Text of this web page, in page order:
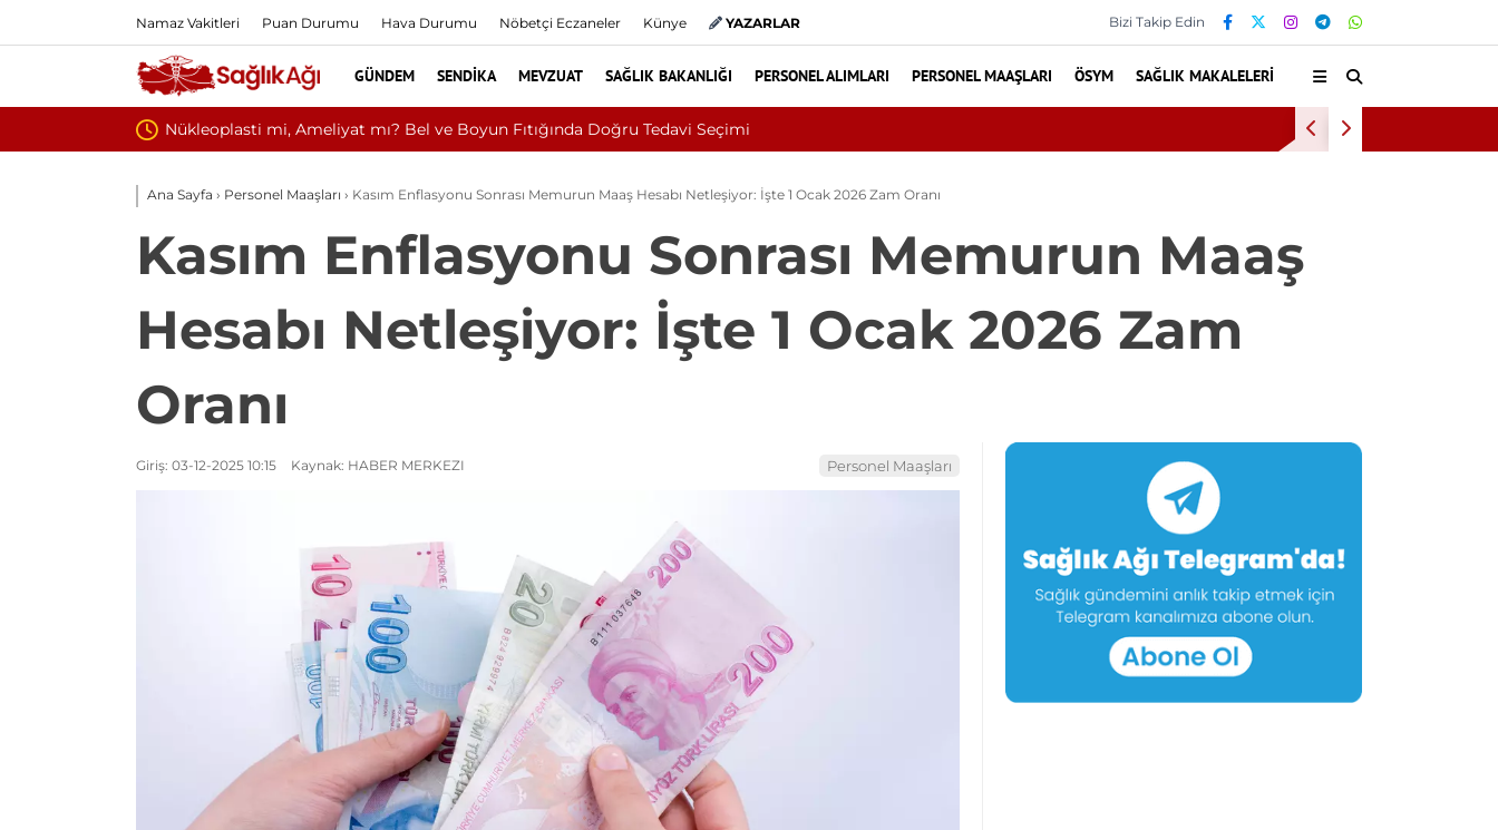
Namaz Vakitleri Puan Durumu Hava Durumu Nöbetçi Eczaneler Künye YAZARLAR Bizi Takip Edin
GÜNDEM SENDIKA MEVZUAT SAĞLIK BAKANLIĞI PERSONEL ALIMLARI PERSONEL MAAŞLARI ÖSYM SAĞLIK MAKALELERI
Kültür ve Turizm Bakanlığı Uludağ Alan Başkanlığı 11 Sürekli İşçi Alımı Duyuruldu
Ana Sayfa › Personel Maaşları › Kasım Enflasyonu Sonrası Memurun Maaş Hesabı Netleşiyor: İşte 1 Ocak 2026 Zam Oranı
Kasım Enflasyonu Sonrası Memurun Maaş
Hesabı Netleşiyor: İşte 1 Ocak 2026 Zam
Oranı
Giriş: 03-12-2025 10:15 Kaynak: HABER MERKEZI Personel Maaşları